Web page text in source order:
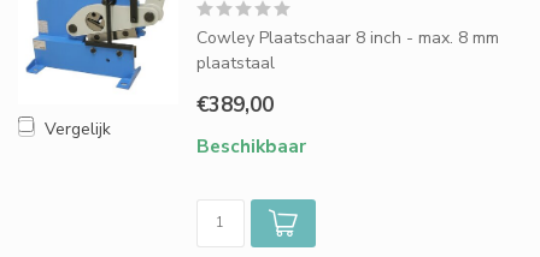
Vergelijk
Cowley Plaatschaar 8 inch - max. 8 mm
plaatstaal
€389,00
Beschikbaar